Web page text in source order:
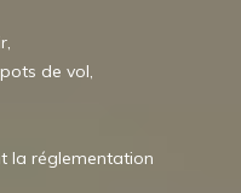
de vol,
la réglementation